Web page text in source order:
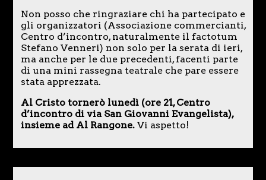
Non posso che ringraziare chi ha partecipato e
gli organizzatori (Associazione commercianti,
Centro d’incontro, naturalmente il factotum
Stefano Venneri) non solo per la serata di ieri,
ma anche per le due precedenti, facenti parte
di una mini rassegna teatrale che pare essere
stata apprezzata.
Al Cristo tornerò lunedì (ore 21, Centro
d’incontro di via San Giovanni Evangelista),
insieme ad Al Rangone.Vi aspetto!